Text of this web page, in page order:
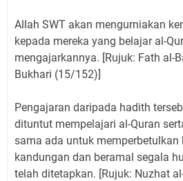
Allah SWT akan mengurniakan
kepada mereka yang belajar al-
mengajarkannya. [Rujuk: Fath al-
Bukhari (15/152)]
Pengajaran daripada hadith
dituntut mempelajari al-Quran
sama ada untuk
kandungan dan beramal segala
telah ditetapkan. [Rujuk: Nuzhat